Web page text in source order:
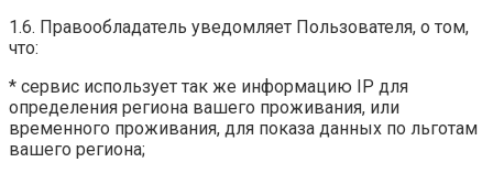
1.6. Правообладатель уведомляет Пользователя, о том,
что:
* сервис использует так же информацию IP для
определения региона вашего проживания, или
временного проживания, для показа данных по льготам
вашего региона;